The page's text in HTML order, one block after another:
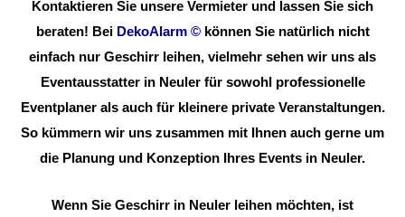
Kontaktieren Sie unsere Vermieter und lassen Sie sich
beraten! Bei DekoAlarm © können Sie natürlich nicht
einfach nur Geschirr leihen, vielmehr sehen wir uns als
Eventausstatter in Neuler für sowohl professionelle
Eventplaner als auch für kleinere private Veranstaltungen.
So kümmern wir uns zusammen mit Ihnen auch gerne um
die Planung und Konzeption Ihres Events in Neuler.
Wenn Sie Geschirr in Neuler leihen möchten, ist